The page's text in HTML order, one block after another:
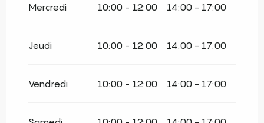
Mercredi 10:00 - 12:00 14:00 - 17:00
Jeudi 10:00 - 12:00 14:00 - 17:00
Vendredi 10:00 - 12:00 14:00 - 17:00